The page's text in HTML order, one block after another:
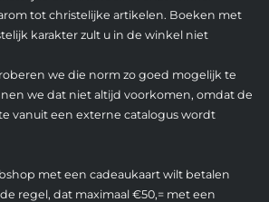
tot christelijke artikelen. Boeken met
karakter zult u in de winkel niet
we die norm zo goed mogelijk te
we dat niet altijd voorkomen, omdat de
vanuit een externe catalogus wordt
met een cadeaukaart wilt betalen
regel, dat maximaal €50,= met een